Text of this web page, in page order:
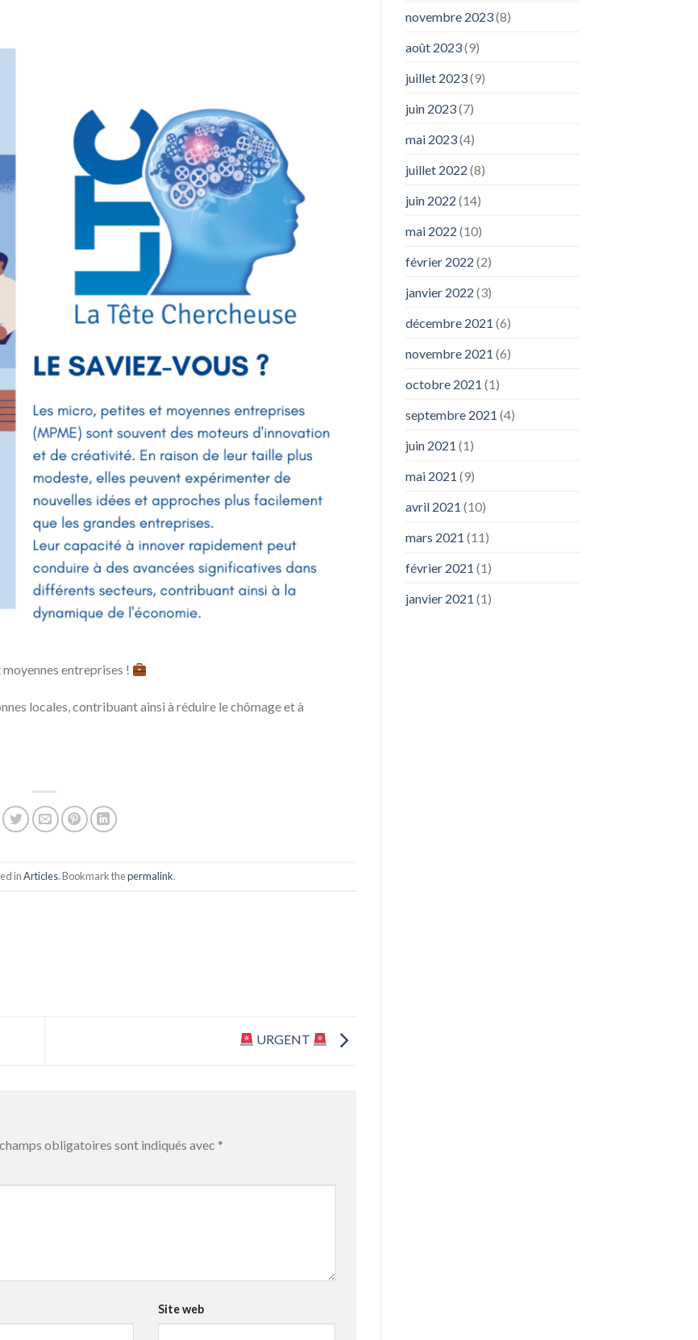
moyennes entreprises !
locales, contribuant ainsi à réduire le chômage et à
inArticles. Bookmark thepermalink.
URGENT
obligatoires sont indiqués avec *
Site web
novembre 2023(8)
août 2023(9)
juillet 2023(9)
juin 2023(7)
mai 2023(4)
juillet 2022 (8)
juin 2022 (14)
mai 2022 (10)
février 2022 (2)
janvier 2022 (3)
décembre 2021 (6)
novembre 2021 (6)
octobre 2021 (1)
septembre 2021 (4)
juin 2021 (1)
mai 2021 (9)
avril 2021 (10)
mars 2021 (11)
février 2021 (1)
janvier 2021 (1)